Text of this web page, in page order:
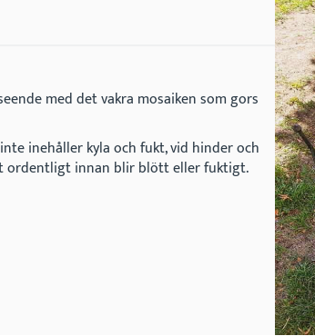
med det vakra mosaiken som gors
inehåller kyla och fukt, vid hinder och
ordentligt innan blir blött eller fuktigt.